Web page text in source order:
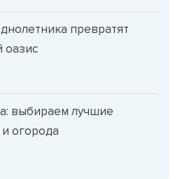
превратят
оазис
выбираем лучшие
огорода